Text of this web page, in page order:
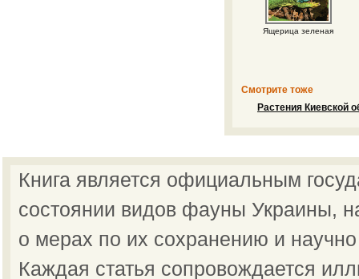
Ящерица зеленая
Смотрите тоже
Растения Киевской
Книга является официальным
состоянии видов фауны Украины,
о мерах по их сохранению и
Каждая статья сопровождается